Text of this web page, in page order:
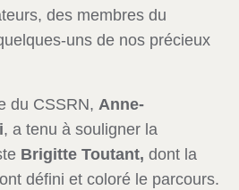
des membres du
uns de nos précieux
du CSSRN, Anne-
, a tenu à souligner la
Brigitte Toutant, dont la
défini et coloré le parcours.